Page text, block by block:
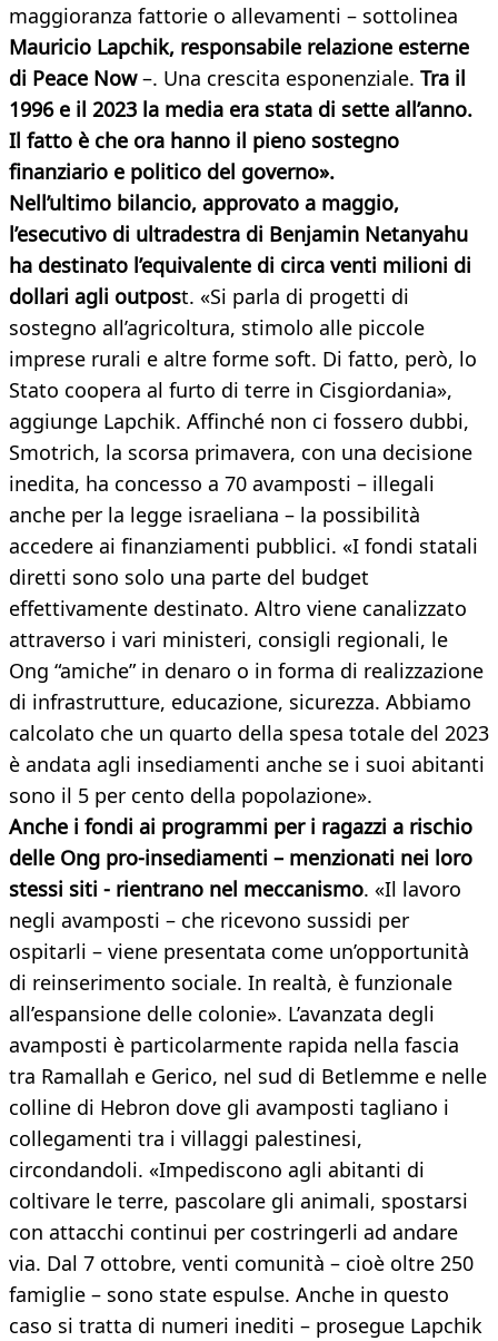
maggioranza fattorie o allevamenti – sottolinea
Mauricio Lapchik, responsabile relazione esterne
di Peace Now–. Una crescita esponenziale. Tra il
1996 e il 2023 la media era stata di sette all’anno.
Il fatto è che ora hanno il pieno sostegno
finanziario e politico del governo».
Nell’ultimo bilancio, approvato a maggio,
l’esecutivo di ultradestra di Benjamin Netanyahu
ha destinato l’equivalente di circa venti milioni di
dollari agli outpost. «Si parla di progetti di
sostegno all’agricoltura, stimolo alle piccole
imprese rurali e altre forme soft. Di fatto, però, lo
Stato coopera al furto di terre in Cisgiordania»,
aggiunge Lapchik. Affinché non ci fossero dubbi,
Smotrich, la scorsa primavera, con una decisione
inedita, ha concesso a 70 avamposti – illegali
anche per la legge israeliana – la possibilità
accedere ai finanziamenti pubblici. «I fondi statali
diretti sono solo una parte del budget
effettivamente destinato. Altro viene canalizzato
attraverso i vari ministeri, consigli regionali, le
Ong “amiche” in denaro o in forma di realizzazione
di infrastrutture, educazione, sicurezza. Abbiamo
calcolato che un quarto della spesa totale del 2023
è andata agli insediamenti anche se i suoi abitanti
sono il 5 per cento della popolazione».
Anche i fondi ai programmi per i ragazzi a rischio
delle Ong pro-insediamenti – menzionati nei loro
stessi siti - rientrano nel meccanismo. «Il lavoro
negli avamposti – che ricevono sussidi per
ospitarli – viene presentata come un’opportunità
di reinserimento sociale. In realtà, è funzionale
all’espansione delle colonie». L’avanzata degli
avamposti è particolarmente rapida nella fascia
tra Ramallah e Gerico, nel sud di Betlemme e nelle
colline di Hebron dove gli avamposti tagliano i
collegamenti tra i villaggi palestinesi,
circondandoli. «Impediscono agli abitanti di
coltivare le terre, pascolare gli animali, spostarsi
con attacchi continui per costringerli ad andare
via. Dal 7 ottobre, venti comunità – cioè oltre 250
famiglie – sono state espulse. Anche in questo
caso si tratta di numeri inediti – prosegue Lapchik